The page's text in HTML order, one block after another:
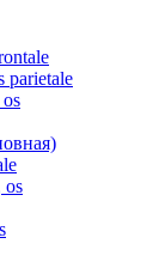
parietale
os